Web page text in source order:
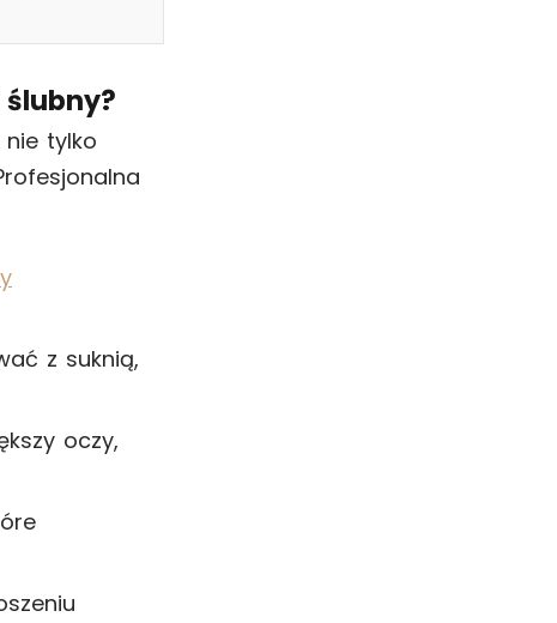
tylko
z suknią,
oczy,